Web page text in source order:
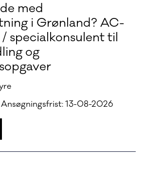
med
i Grønland? AC-
specialkonsulent til
og
13-08-2026